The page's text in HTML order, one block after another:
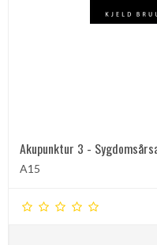
Akupunktur 3 -
A15